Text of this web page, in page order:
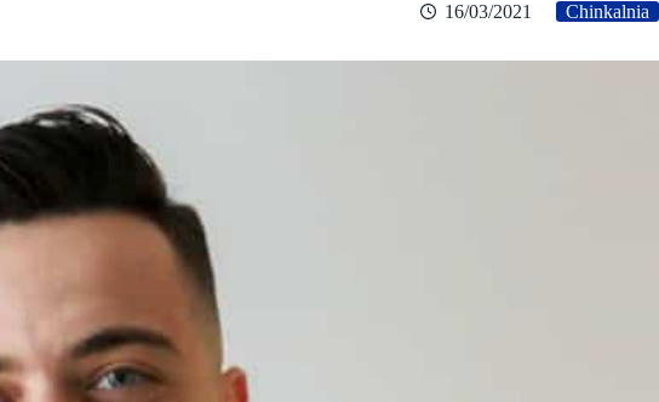
16/03/2021 Chinkalnia